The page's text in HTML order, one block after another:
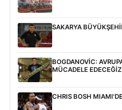
SAKARYA
BOGDANOVİC:
MÜCADELE EDECEĞİZ
CHRIS BOSH